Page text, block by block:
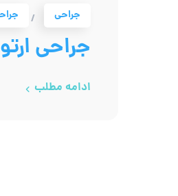
جراحی
/
جراحی
ادامه مطلب